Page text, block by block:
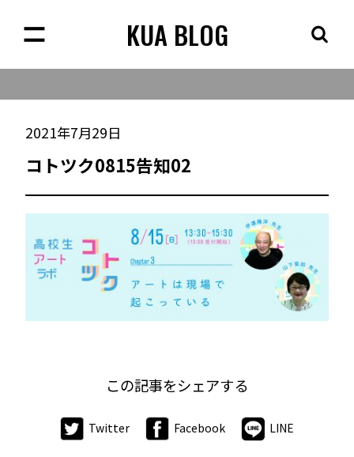
KUA BLOG
2021年7月29日
コトツク0815告知02
この記事をシェアする
Twitter Facebook LINE